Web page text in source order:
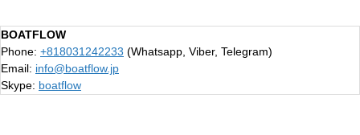
BOATFLOW
Phone: +818031242233 (Whatsapp, Viber, Telegram)
Email: info@boatflow.jp
Skype: boatflow